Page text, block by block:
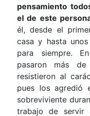
pensamiento
el de este
él, desde el
casa y hasta
para siempre.
pasaron más
resistieron al
pues los agredió
sobreviviente
trabajo de servir